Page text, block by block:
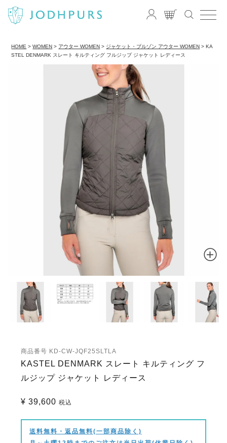
HOME WOMEN アウター WOMEN ジャケット・ブルゾン アウター WOMEN
KA
STEL DENMARK スレート キルティング フルジップ ジャケット レディース
商品番号 KD-CW-JQF25SLTLA
KASTEL DENMARK スレート キルティング フ
ルジップ ジャケット レディース
¥ 39,600 税込
送料無料・返品無料(一部商品除く)